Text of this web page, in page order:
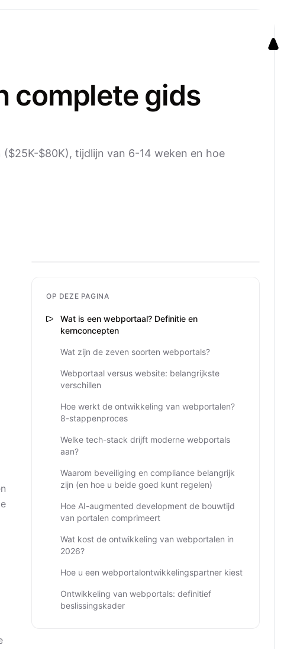
complete gids
$80K), tijdlijn van 6-14 weken en hoe
OP DEZE PAGINA
Wat is een webportaal? Definitie en
kernconcepten
Wat zijn de zeven soorten webportals?
Webportaal versus website: belangrijkste
verschillen
Hoe werkt de ontwikkeling van webportalen?
8-stappenproces
Welke tech-stack drijft moderne webportals
aan?
Waarom beveiliging en compliance belangrijk
zijn (en hoe u beide goed kunt regelen)
Hoe AI-augmented development de bouwtijd
van portalen comprimeert
Wat kost de ontwikkeling van webportalen in
2026?
Hoe u een webportalontwikkelingspartner kiest
Ontwikkeling van webportals: definitief
beslissingskader